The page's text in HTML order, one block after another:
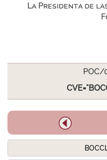
La Presidenta de
POC/